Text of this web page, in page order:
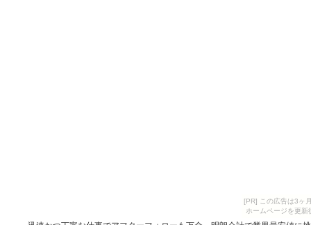
[PR] この広告は3ヶ
ホームページを更